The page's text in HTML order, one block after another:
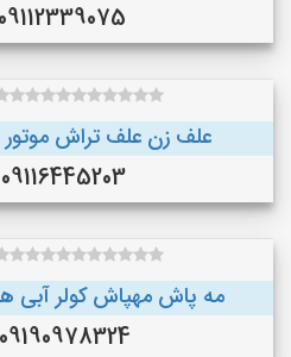
09112339075 (رشت )
علف زن علف تراش
09116445203 (گرگان )
مه پاش مهپاش کولر
09190978324 (یاسوج)